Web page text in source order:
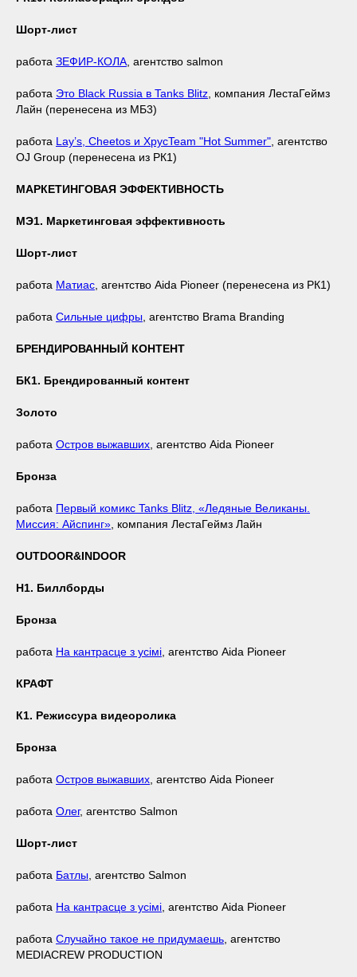
Шорт-лист
работа ЗЕФИР-КОЛА , агентство salmon
работа Это Black Russia в Tanks Blitz , компания ЛестаГеймз
Лайн (перенесена из МБ3)
работа Lay’s, Cheetos и ХрусTeam "Hot Summer" , агентство
OJ Group (перенесена из РК1)
МАРКЕТИНГОВАЯ ЭФФЕКТИВНОСТЬ
МЭ1. Маркетинговая эффективность
Шорт-лист
работа Матиас , агентство Aida Pioneer (перенесена из РК1)
работа Сильные цифры , агентство Brama Branding
БРЕНДИРОВАННЫЙ КОНТЕНТ
БК1. Брендированный контент
Золото
работа Остров выжавших , агентство Aida Pioneer
Бронза
работа Первый комикс Tanks Blitz, «Ледяные Великаны.
Миссия: Айспинг» , компания ЛестаГеймз Лайн
OUTDOOR&INDOOR
Н1. Биллборды
Бронза
работа На кантрасце з усімі , агентство Aida Pioneer
КРАФТ
К1. Режиссура видеоролика
Бронза
работа Остров выжавших , агентство Aida Pioneer
работа Олег, агентство Salmon
Шорт-лист
работа Батлы , агентство Salmon
работа На кантрасце з усімі , агентство Aida Pioneer
работа Случайно такое не придумаешь , агентство
MEDIACREW PRODUCTION